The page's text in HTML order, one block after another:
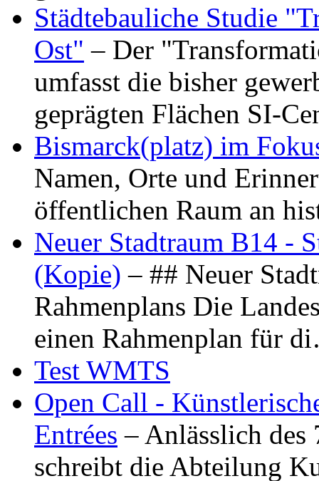
Städtebauliche Studie
Ost" – Der
umfasst die bisher
geprägten Flächen SI-
Bismarck(platz) im
Namen, Orte und
öffentlichen Raum an
Neuer Stadtraum B14 -
(Kopie) – ## Neuer
Rahmenplans Die
einen Rahmenplan für
Test WMTS
Open Call -
Entrées – Anlässlich
schreibt die Abteilung